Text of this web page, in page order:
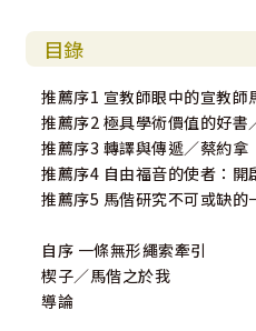
ord College，1882年6月
拜，9月15日開始辦學）的
年。在海外事奉十五年之久
及差派制度的建立等，有相
老教會的牧師，這樣的身分
派宣教師到北台灣宣教的研
感。
加拿大對世界的貢獻是從
進入亞洲也是始於福爾摩沙
福爾摩沙台灣的雙文化橋梁
目錄
推薦序1 宣教師眼中的宣教師
推薦序2 極具學術價值的好書
推薦序3 轉譯與傳遞／蔡約拿
推薦序4 自由福音的使者：
推薦序5 馬偕研究不可或缺的
自序 一條無形繩索牽引
楔子／馬偕之於我
導論